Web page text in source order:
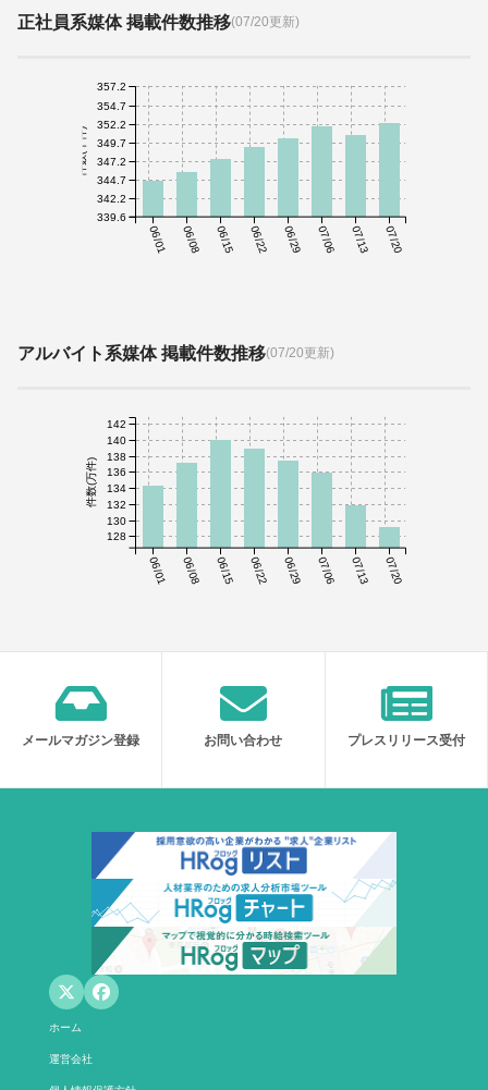
正社員系媒体 掲載件数推移(07/20更新)
06/01 06/08 06/15 06/22 06/29 07/06 07/13 07/20
件数(千件)
339.6
342.2
344.7
347.2
349.7
352.2
354.7
357.2
アルバイト系媒体 掲載件数推移(07/20更新)
06/01 06/08 06/15 06/22 06/29 07/06 07/13 07/20
件数(万件)
128
130
132
134
136
138
140
142
メールマガジン登録 お問い合わせ プレスリリース受付
ホーム
運営会社